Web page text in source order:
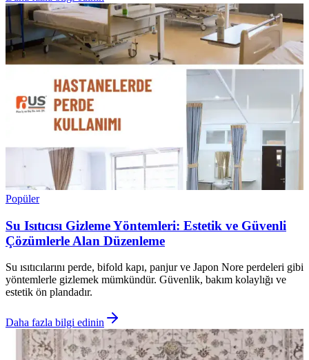
Popüler
Su Isıtıcısı Gizleme Yöntemleri: Estetik ve Güvenli
Çözümlerle Alan Düzenleme
Su ısıtıcılarını perde, bifold kapı, panjur ve Japon Nore perdeleri gibi
yöntemlerle gizlemek mümkündür. Güvenlik, bakım kolaylığı ve
estetik ön plandadır.
Daha fazla bilgi edinin